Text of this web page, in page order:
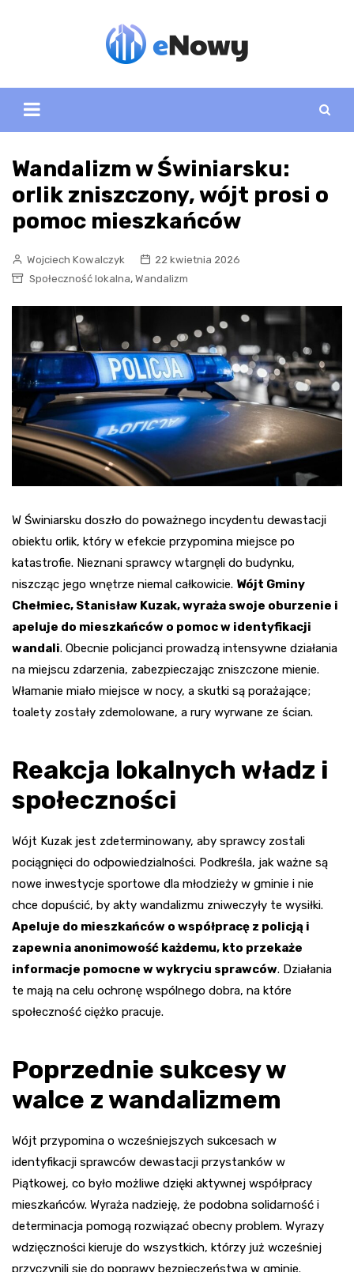
Wandalizm w Świniarsku:
orlik zniszczony, wójt prosi o
pomoc mieszkańców
Wojciech Kowalczyk
22 kwietnia 2026
Społeczność lokalna, Wandalizm
W Świniarsku doszło do poważnego incydentu dewastacji
obiektu orlik, który w efekcie przypomina miejsce po
katastrofie. Nieznani sprawcy wtargnęli do budynku,
niszcząc jego wnętrze niemal całkowicie. Wójt Gminy
Chełmiec, Stanisław Kuzak, wyraża swoje oburzenie i
apeluje do mieszkańców o pomoc w identyfikacji
wandali. Obecnie policjanci prowadzą intensywne działania
na miejscu zdarzenia, zabezpieczając zniszczone mienie.
Włamanie miało miejsce w nocy, a skutki są porażające;
toalety zostały zdemolowane, a rury wyrwane ze ścian.
Reakcja lokalnych władz i
społeczności
Wójt Kuzak jest zdeterminowany, aby sprawcy zostali
pociągnięci do odpowiedzialności. Podkreśla, jak ważne są
nowe inwestycje sportowe dla młodzieży w gminie i nie
chce dopuścić, by akty wandalizmu zniweczyły te wysiłki.
Apeluje do mieszkańców o współpracę z policją i
zapewnia anonimowość każdemu, kto przekaże
informacje pomocne w wykryciu sprawców. Działania
te mają na celu ochronę wspólnego dobra, na które
społeczność ciężko pracuje.
Poprzednie sukcesy w
walce z wandalizmem
Wójt przypomina o wcześniejszych sukcesach w
identyfikacji sprawców dewastacji przystanków w
Piątkowej, co było możliwe dzięki aktywnej współpracy
mieszkańców. Wyraża nadzieję, że podobna solidarność i
determinacja pomogą rozwiązać obecny problem. Wyrazy
wdzięczności kieruje do wszystkich, którzy już wcześniej
przyczynili się do poprawy bezpieczeństwa w gminie.